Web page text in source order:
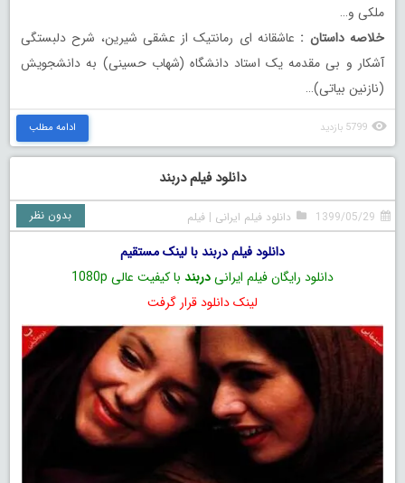
ملکی و…
خلاصه داستان : عاشقانه ای رمانتیک از عشقی شیرین، شرح دلبستگی
آشکار و بی مقدمه یک استاد دانشگاه (شهاب حسینی) به دانشجویش
(نازنین بیاتی)…
5799 بازدید ادامه مطلب
دانلود فیلم دربند
1399/05/29 دانلود فیلم ایرانی |فیلم بدون نظر
دانلود فیلم دربند با لینک مستقیم
دانلود رایگان فیلم ایرانیدربند با کیفیت عالی 1080p
لینک دانلود قرار گرفت